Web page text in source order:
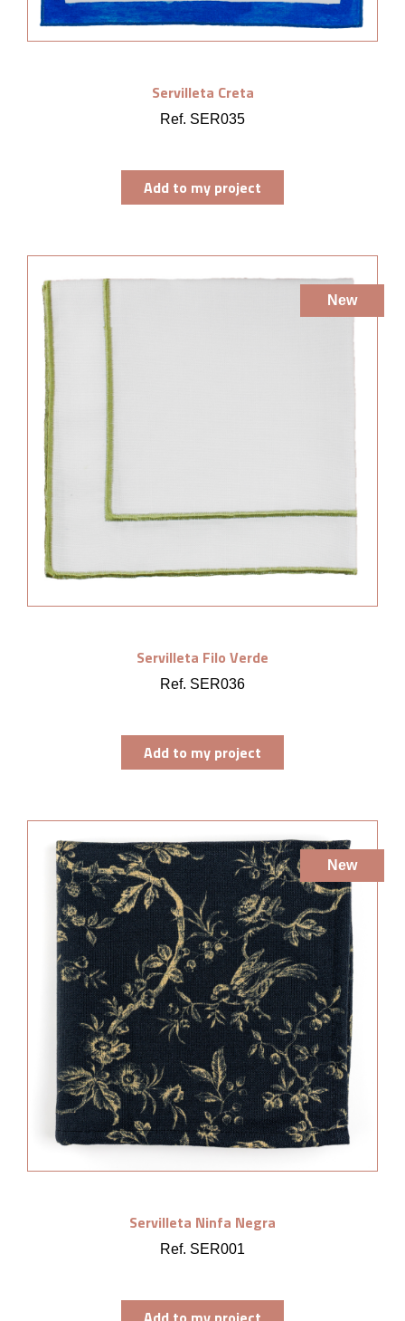
Servilleta Creta
Ref. SER035
Add to my project
New
Servilleta Filo Verde
Ref. SER036
Add to my project
New
Servilleta Ninfa Negra
Ref. SER001